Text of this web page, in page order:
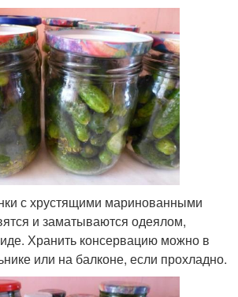
с хрустящими маринованными
и заматываются одеялом,
Хранить консервацию можно в
или на балконе, если прохладно.